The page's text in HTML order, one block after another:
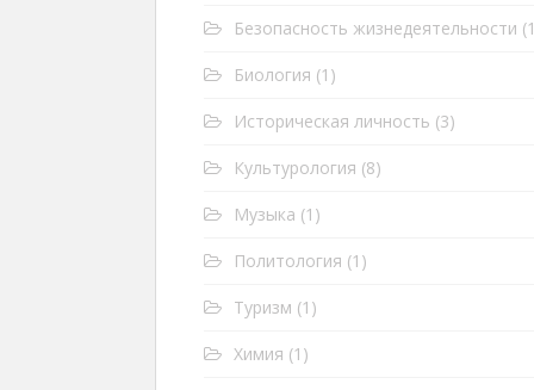
Безопасность жизнедеятельности
Биология (1)
Историческая личность (3)
Культурология (8)
Музыка (1)
Политология (1)
Туризм (1)
Химия (1)